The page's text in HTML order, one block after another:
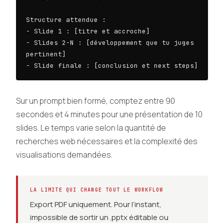
Structure attendue :
- Slide 1 : [titre et accroche]
- Slides 2-N : [développement que tu juges
pertinent]
- Slide finale : [conclusion et next steps]
Sur un prompt bien formé, comptez entre 90
secondes et 4 minutes pour une présentation de 10
slides. Le temps varie selon la quantité de
recherches web nécessaires et la complexité des
visualisations demandées.
LA LIMITE QUI CHANGE TOUT LE WORKFLOW
Export PDF uniquement. Pour l’instant,
impossible de sortir un .pptx éditable ou